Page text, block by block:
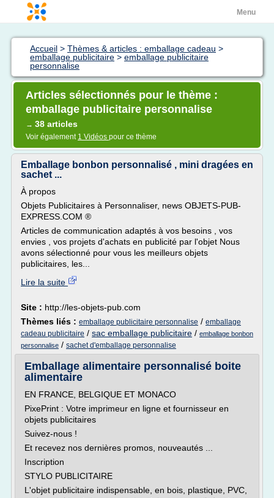
Menu
Accueil > Thèmes & articles : emballage cadeau >
emballage publicitaire > emballage publicitaire
personnalise
Articles sélectionnés pour le thème :
emballage publicitaire personnalise
→ 38 articles
Voir également 1 Vidéos pour ce thème
Emballage bonbon personnalisé , mini dragées en
sachet ...
À propos
Objets Publicitaires à Personnaliser, news OBJETS-PUB-
EXPRESS.COM ®
Articles de communication adaptés à vos besoins , vos
envies , vos projets d'achats en publicité par l'objet Nous
avons sélectionné pour vous les meilleurs objets
publicitaires, les...
Lire la suite
Site : http://les-objets-pub.com
Thèmes liés : emballage publicitaire personnalise / emballage
cadeau publicitaire / sac emballage publicitaire / emballage bonbon
personnalise / sachet d'emballage personnalise
Emballage alimentaire personnalisé boite
alimentaire
EN FRANCE, BELGIQUE ET MONACO
PixePrint : Votre imprimeur en ligne et fournisseur en
objets publicitaires
Suivez-nous !
Et recevez nos dernières promos, nouveautés ...
Inscription
STYLO PUBLICITAIRE
L'objet publicitaire indispensable, en bois, plastique, PVC,